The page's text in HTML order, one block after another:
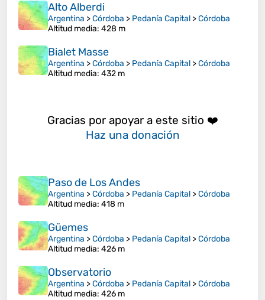
Alto Alberdi
Argentina >Córdoba > Pedanía Capital >Córdoba
Altitud media: 428 m
Bialet Masse
Argentina >Córdoba > Pedanía Capital >Córdoba
Altitud media: 432 m
Gracias por apoyar a este sitio ❤️
Haz una donación
Paso de Los Andes
Argentina >Córdoba > Pedanía Capital >Córdoba
Altitud media: 418 m
Güemes
Argentina >Córdoba > Pedanía Capital >Córdoba
Altitud media: 426 m
Observatorio
Argentina >Córdoba > Pedanía Capital >Córdoba
Altitud media: 426 m